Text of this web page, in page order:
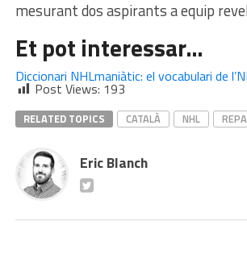
mesurant dos aspirants a equip
Et pot interessar…
Diccionari NHLmaniàtic: el vocabulari de
Post Views: 193
RELATED TOPICS CATALÀ NHL
Eric Blanch